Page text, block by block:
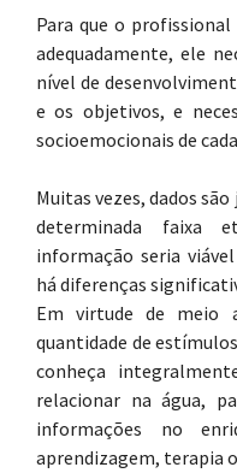
Para que o
adequadamente, ele
nível de
e os objetivos, e
socioemocionais de
Muitas vezes, dados
determinada faixa
informação seria
há diferenças
Em virtude de meio
quantidade de
conheça
relacionar na água,
informações no
aprendizagem, terapia